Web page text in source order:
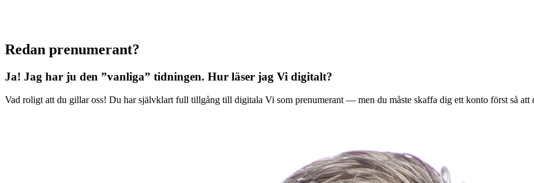
Redan prenumerant?
Ja! Jag har ju den ”vanliga” tidningen. Hur läser jag Vi digitalt?
Vad roligt att du gillar oss! Du har självklart full tillgång till digitala Vi som prenumerant — men du måste skaffa dig ett konto först så att